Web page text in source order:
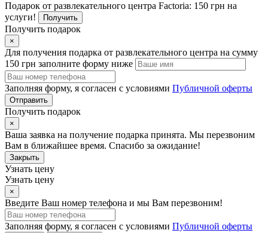
Подарок от развлекательного центра Factoria: 150 грн на
услуги!
Получить
Получить подарок
×
Для получения подарка от развлекательного центра на сумму
150 грн заполните форму ниже
Заполняя форму, я согласен с условиями Публичной оферты
Отправить
Получить подарок
×
Ваша заявка на получение подарка принята. Мы перезвоним
Вам в ближайшее время. Спасибо за ожидание!
Закрыть
Узнать цену
Узнать цену
×
Введите Ваш номер телефона и мы Вам перезвоним!
Заполняя форму, я согласен с условиями Публичной оферты